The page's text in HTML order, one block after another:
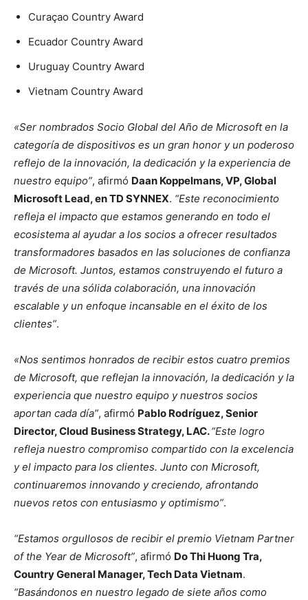
Curaçao Country Award
Ecuador Country Award
Uruguay Country Award
Vietnam Country Award
«Ser nombrados Socio Global del Año de Microsoft en la
categoría de dispositivos es un gran honor y un poderoso
reflejo de la innovación, la dedicación y la experiencia de
nuestro equipo”, afirmó Daan Koppelmans, VP, Global
Microsoft Lead, en TD SYNNEX. “Este reconocimiento
refleja el impacto que estamos generando en todo el
ecosistema al ayudar a los socios a ofrecer resultados
transformadores basados en las soluciones de confianza
de Microsoft. Juntos, estamos construyendo el futuro a
través de una sólida colaboración, una innovación
escalable y un enfoque incansable en el éxito de los
clientes”.
«Nos sentimos honrados de recibir estos cuatro premios
de Microsoft, que reflejan la innovación, la dedicación y la
experiencia que nuestro equipo y nuestros socios
aportan cada día”, afirmó Pablo Rodríguez, Senior
Director, Cloud Business Strategy, LAC.“Este logro
refleja nuestro compromiso compartido con la excelencia
y el impacto para los clientes. Junto con Microsoft,
continuaremos innovando y creciendo, afrontando
nuevos retos con entusiasmo y optimismo”.
“Estamos orgullosos de recibir el premio Vietnam Partner
of the Year de Microsoft”, afirmó Do Thi Huong Tra,
Country General Manager, Tech Data Vietnam.
“Basándonos en nuestro legado de siete años como